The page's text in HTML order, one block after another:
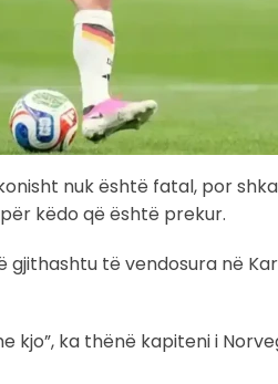
nuk është fatal, por
këdo që është prekur.
gjithashtu të vendosura në
kjo”, ka thënë kapiteni i